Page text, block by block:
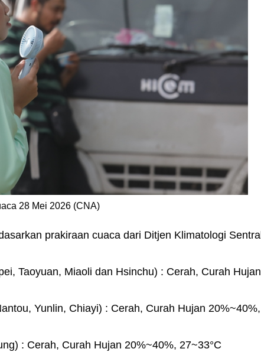
28 Mei 2026 (CNA)
prakiraan cuaca dari Ditjen Klimatologi Sentral
Taoyuan, Miaoli dan Hsinchu) : Cerah, Curah Hujan
Yunlin, Chiayi) : Cerah, Curah Hujan 20%~40%,
: Cerah, Curah Hujan 20%~40%, 27~33°C